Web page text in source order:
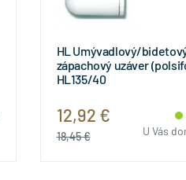
HL Umývadlový/
zápachový uzáver
HL135/40
12,92 €
18,45 € U Vás